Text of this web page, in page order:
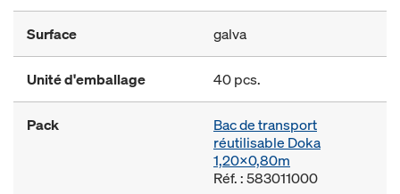
Surface galva
Unité d'emballage 40 pcs.
Pack
Bac de transport
réutilisable Doka
1,20x0,80m
Réf. : 583011000